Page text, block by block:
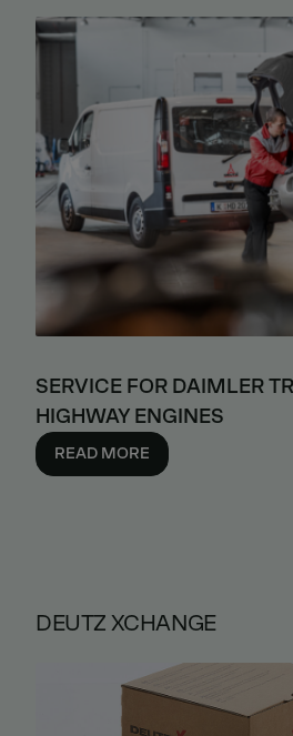
SERVICE FOR DAIMLER
HIGHWAY ENGINES
READ MORE
DEUTZ XCHANGE